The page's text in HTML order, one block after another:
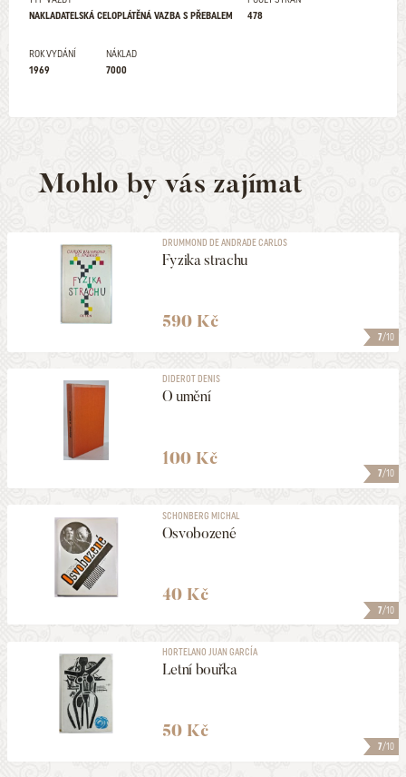
NAKLADATELSKÁ CELOPLÁTĚNÁ VAZBA S PŘEBALEM
478
ROK VYDÁNÍ
1969
NÁKLAD
7000
Mohlo by vás zajímat
7/10
DRUMMOND DE ANDRADE CARLOS
Fyzika strachu
590 Kč
7/10
DIDEROT DENIS
O umění
100 Kč
7/10
SCHONBERG MICHAL
Osvobozené
40 Kč
7/10
HORTELANO JUAN GARCÍA
Letní bouřka
50 Kč